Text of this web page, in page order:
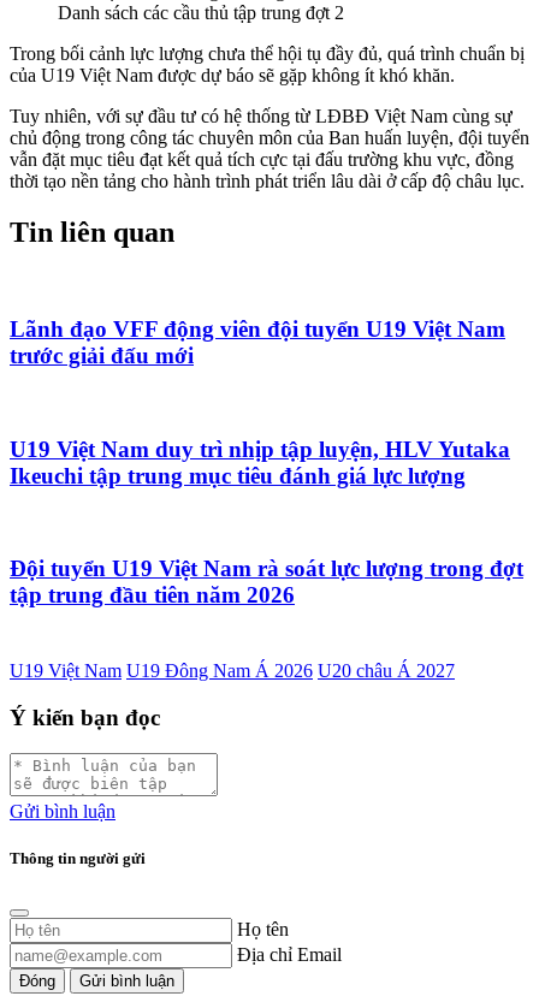
Danh sách các cầu thủ tập trung đợt 2
Trong bối cảnh lực lượng chưa thể hội tụ đầy đủ, quá trình chuẩn bị
của U19 Việt Nam được dự báo sẽ gặp không ít khó khăn.
Tuy nhiên, với sự đầu tư có hệ thống từ LĐBĐ Việt Nam cùng sự
chủ động trong công tác chuyên môn của Ban huấn luyện, đội tuyển
vẫn đặt mục tiêu đạt kết quả tích cực tại đấu trường khu vực, đồng
thời tạo nền tảng cho hành trình phát triển lâu dài ở cấp độ châu lục.
Tin liên quan
Lãnh đạo VFF động viên đội tuyển U19 Việt Nam
trước giải đấu mới
U19 Việt Nam duy trì nhịp tập luyện, HLV Yutaka
Ikeuchi tập trung mục tiêu đánh giá lực lượng
Đội tuyển U19 Việt Nam rà soát lực lượng trong đợt
tập trung đầu tiên năm 2026
U19 Việt Nam U19 Đông Nam Á 2026 U20 châu Á 2027
Ý kiến bạn đọc
Gửi bình luận
Thông tin người gửi
Họ tên
Địa chỉ Email
Đóng Gửi bình luận